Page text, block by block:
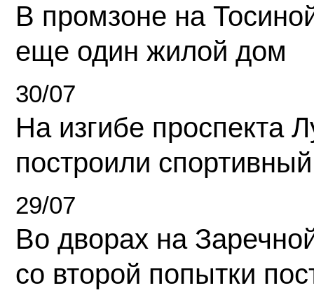
В промзоне на
еще один жилой дом
30/07
На изгибе проспекта
построили
29/07
Во дворах на
со второй попытки